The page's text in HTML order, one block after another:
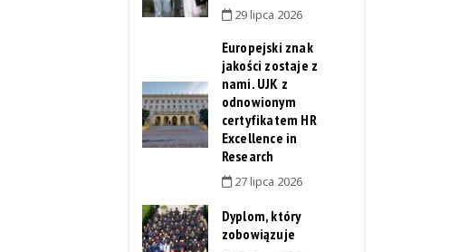
29 lipca 2026
Europejski znak
jakości zostaje z
nami. UJK z
odnowionym
certyfikatem HR
Excellence in
Research
27 lipca 2026
Dyplom, który
zobowiązuje